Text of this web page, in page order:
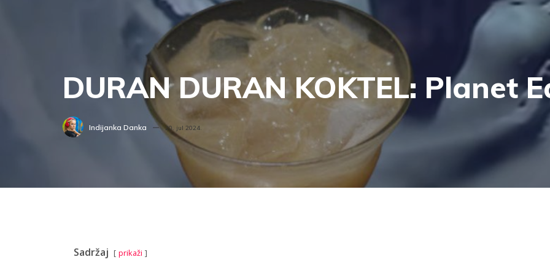
DURAN DURAN KOKTEL: Planet
Indijanka Danka 20. jul 2024.
Sadržaj prikaži